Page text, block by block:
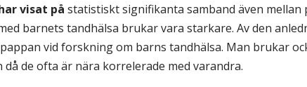
visat på statistiskt signifikanta samband även
barnets tandhälsa brukar vara starkare. Av den
vid forskning om barns tandhälsa. Man brukar
då de ofta är nära korrelerade med varandra.